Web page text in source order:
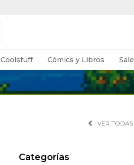
Coolstuff Cómics y Libros Sale
VER
Categorías